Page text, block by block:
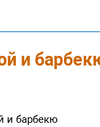
и
и барбекю